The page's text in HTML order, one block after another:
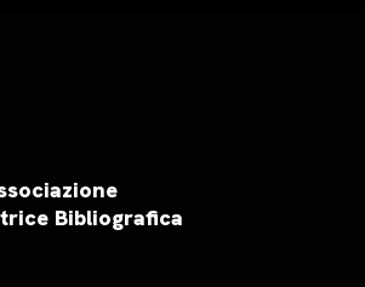
Bibliografica